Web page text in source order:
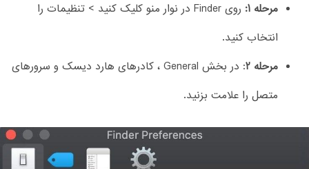
مرحله 1:
روی Finder در نوار منو کلیک کنید > تنظیمات را
انتخاب کنید.
مرحله 2
: در بخش General ، کادرهای هارد دیسک و سرورهای
متصل را علامت بزنید.